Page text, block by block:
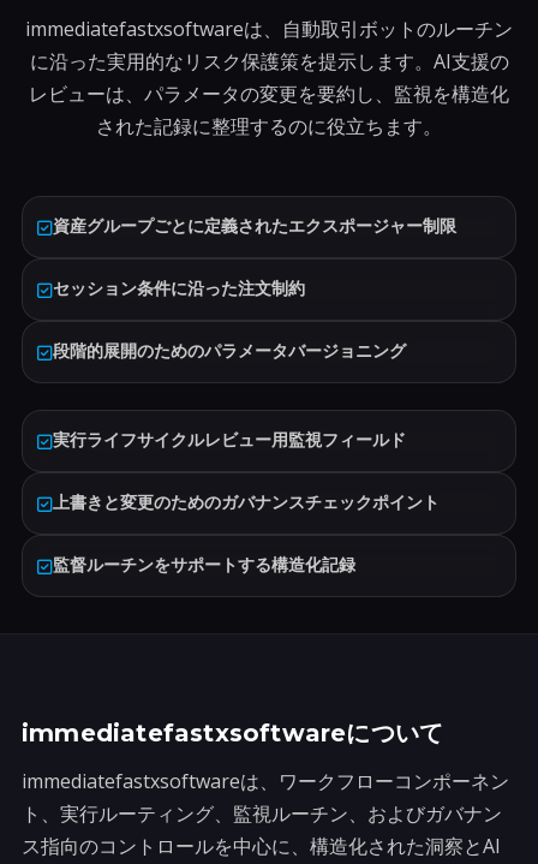
immediatefastxsoftwareは、自動取引ボットのルーチン
に沿った実用的なリスク保護策を提示します。AI支援の
レビューは、パラメータの変更を要約し、監視を構造化
された記録に整理するのに役立ちます。
資産グループごとに定義されたエクスポージャー制限
セッション条件に沿った注文制約
段階的展開のためのパラメータバージョニング
実行ライフサイクルレビュー用監視フィールド
上書きと変更のためのガバナンスチェックポイント
監督ルーチンをサポートする構造化記録
immediatefastxsoftwareについて
immediatefastxsoftwareは、ワークフローコンポーネン
ト、実行ルーティング、監視ルーチン、およびガバナン
ス指向のコントロールを中心に、構造化された洞察とAI